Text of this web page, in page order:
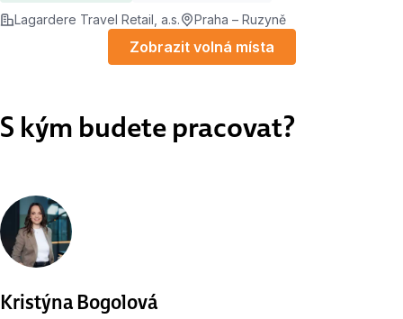
Lagardere Travel Retail, a.s.
Praha – Ruzyně
Zobrazit volná místa
S kým budete pracovat?
Kristýna Bogolová